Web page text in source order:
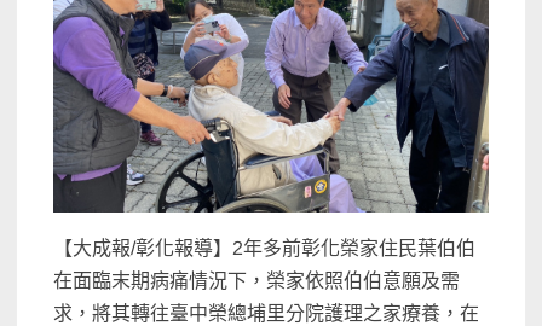
【大成報/彰化報導】2年多前彰化榮家住民葉伯伯
在面臨末期病痛情況下，榮家依照伯伯意願及需
求，將其轉往臺中榮總埔里分院護理之家療養，在